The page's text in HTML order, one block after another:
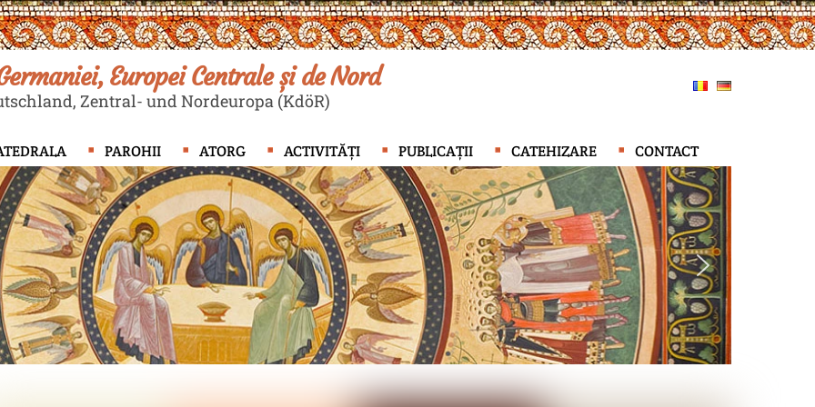
Europei Centrale și de Nord
Zentral- und Nordeuropa (KdöR)
PAROHII ATORG ACTIVITĂȚI PUBLICAȚII CATEHIZARE CONTACT